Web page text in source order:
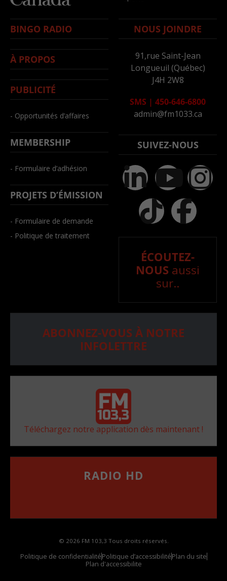
BINGO RADIO
À PROPOS
PUBLICITÉ
- Opportunités d’affaires
MEMBERSHIP
- Formulaire d’adhésion
PROJETS D’ÉMISSION
- Formulaire de demande
- Politique de traitement
NOUS JOINDRE
91,rue Saint-Jean
Longueuil (Québec)
J4H 2W8
SMS | 450-646-6800
admin@fm1033.ca
SUIVEZ-NOUS
ÉCOUTEZ-
NOUS aussi
sur..
ABONNEZ-VOUS À NOTRE
INFOLETTRE
Téléchargez notre application dès maintenant !
RADIO HD
© 2026 FM 103,3 Tous droits réservés.
Politique de confidentialitéPolitique d’accessibilitéPlan du site
Plan d'accessibilite